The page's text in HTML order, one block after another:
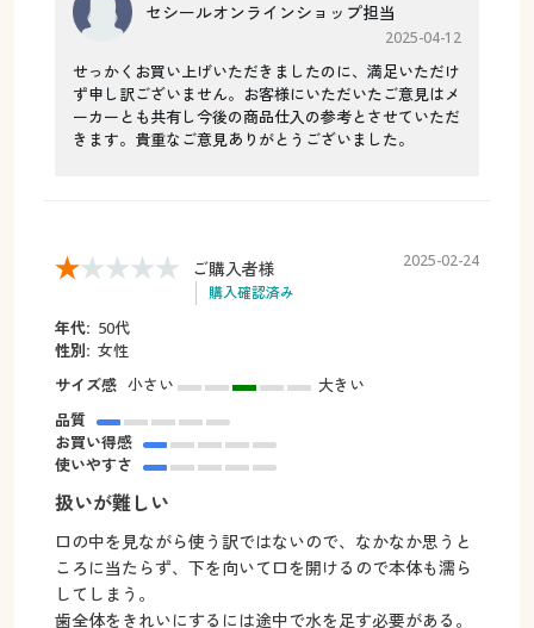
セシールオンラインショップ担当
2025-04-12
せっかくお買い上げいただきましたのに、満足いただけ
ず申し訳ございません。お客様にいただいたご意見はメ
ーカーとも共有し今後の商品仕入の参考とさせていただ
きます。貴重なご意見ありがとうございました。
ご購入者様
購入確認済み
2025-02-24
年代: 50代
性別: 女性
サイズ感 小さい
大きい
品質
お買い得感
使いやすさ
扱いが難しい
口の中を見ながら使う訳ではないので、なかなか思うと
ころに当たらず、下を向いて口を開けるので本体も濡ら
してしまう。
歯全体をきれいにするには途中で水を足す必要がある。